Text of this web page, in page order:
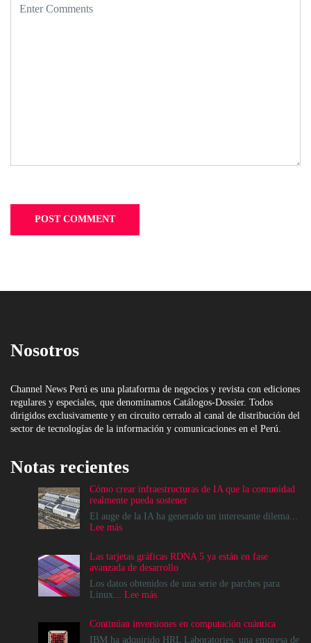
Nosotros
Channel News Perú es una plataforma de negocios y revista con ediciones
regulares y especiales, que denominamos Catálogos-Dossier. Todos
dirigidos exclusivamente y en circuito cerrado al canal de distribución del
sector de tecnologías de la información y comunicaciones en el Perú.
Notas recientes
Cómo crear infraestructuras de IA que la comunidad
realmente pueda sostener
El auge de la IA ha generado un interesante dilema...
Lee más:
infraestructuras
de
IA
que
realmente
pueda
Las tarjetas gráficas RDNA 5 ya están en fase
avanzada de desarrollo
Los datos obtenidos de una serie de parches para
Linux... Lee más:
gráficas
RDNA
Continúan inversiones en computación cuántica
IBM ha adquirido HRL Laboratories, una empresa de